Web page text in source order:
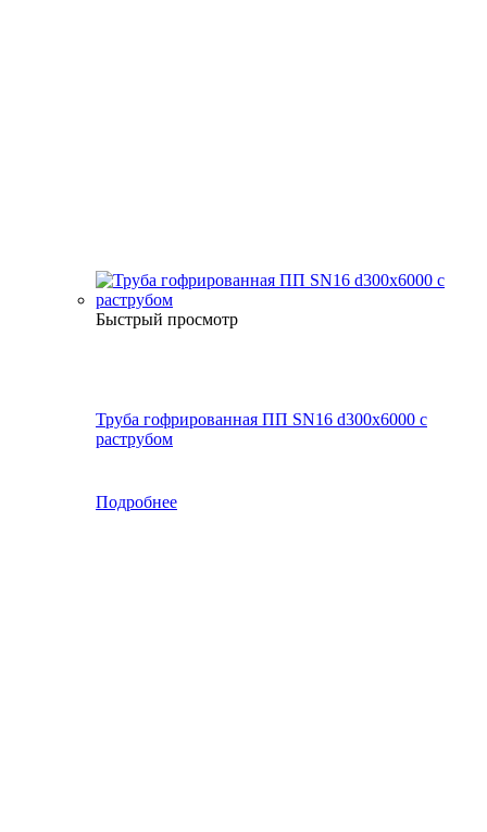
Быстрый просмотр
Труба гофрированная ПП SN16 d300х6000 с
раструбом
Подробнее